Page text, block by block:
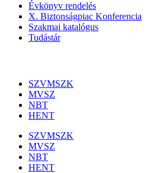
Évkönyv rendelés
X. Biztonságpiac Konferencia
Szakmai katalógus
Tudástár
SZVMSZK
MVSZ
NBT
HENT
SZVMSZK
MVSZ
NBT
HENT